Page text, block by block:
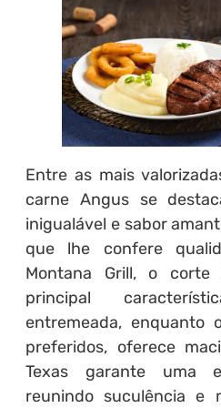
Entre as mais
carne Angus se
inigualável e sabor
que lhe confere
Montana Grill, o
principal
entremeada, enquanto
preferidos, oferece
Texas garante uma
reunindo suculência e